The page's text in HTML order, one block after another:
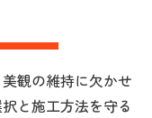
観の維持に欠かせ
と施工方法を守る